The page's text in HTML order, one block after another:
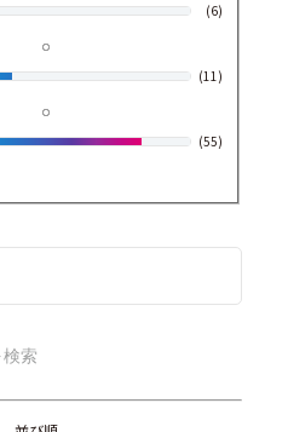
(6)
(11)
(55)